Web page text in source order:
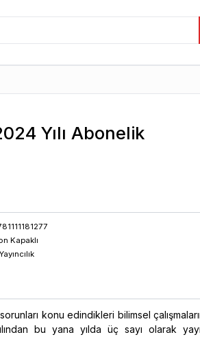
Yılı Abonelik
Kapaklı
konu edindikleri bilimsel
bu yana yılda üç sayı olarak